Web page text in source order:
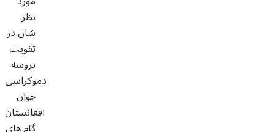
نظر
شان در
تقویت
پروسه
دموکراسی
جوان
افغانستان